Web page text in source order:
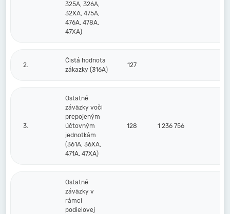
325A, 326A,
32XA, 475A,
476A, 478A,
47XA)
2.
Čistá hodnota
zákazky (316A)
127
3.
Ostatné
záväzky voči
prepojeným
účtovným
jednotkám
(361A, 36XA,
471A, 47XA)
128 1 236 756
Ostatné
záväzky v
rámci
podielovej